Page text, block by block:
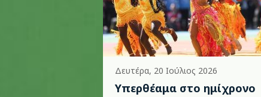
Δευτέρα, 20 Ιούλιος 2026
Υπερθέαμα στο ημίχρονο